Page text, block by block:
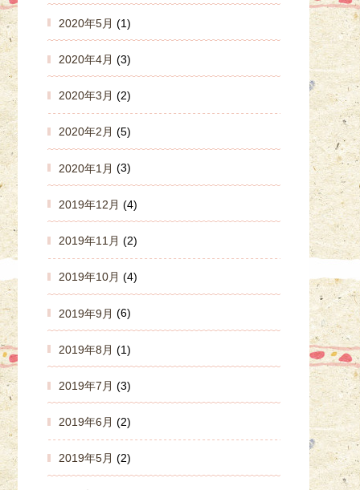
2020年5月 (1)
2020年4月 (3)
2020年3月 (2)
2020年2月 (5)
2020年1月 (3)
2019年12月 (4)
2019年11月 (2)
2019年10月 (4)
2019年9月 (6)
2019年8月 (1)
2019年7月 (3)
2019年6月 (2)
2019年5月 (2)